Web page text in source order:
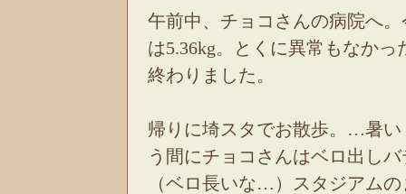
午前中、チョコさんの病院へ
は5.36kg。とくに異常もなかっ
終わりました。
帰りに埼スタでお散歩。…暑い
う間にチョコさんはベロ出し
（ベロ長いな…）スタジアム